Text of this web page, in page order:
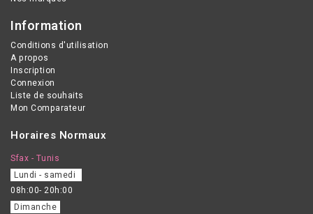
Information
Conditions d'utilisation
A propos
Inscription
Connexion
Liste de souhaits
Mon Comparateur
Horaires Normaux
Sfax - Tunis
Lundi - samedi
08h:00- 20h:00
Dimanche